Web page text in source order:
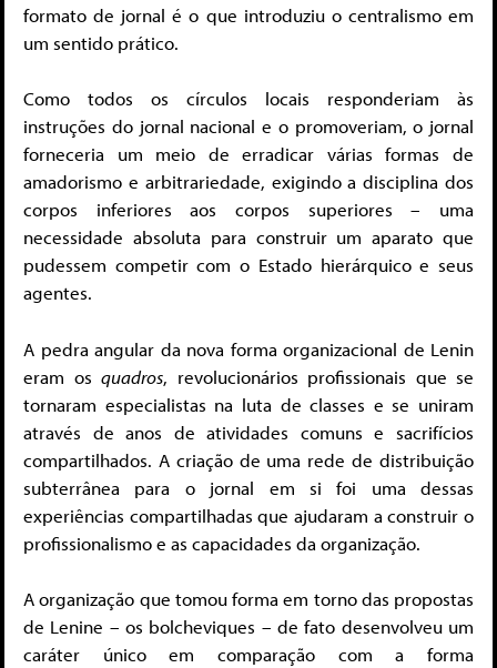
formato de jornal é o que introduziu o centralismo em
um sentido prático.
Como todos os círculos locais responderiam às
instruções do jornal nacional e o promoveriam, o jornal
forneceria um meio de erradicar várias formas de
amadorismo e arbitrariedade, exigindo a disciplina dos
corpos inferiores aos corpos superiores – uma
necessidade absoluta para construir um aparato que
pudessem competir com o Estado hierárquico e seus
agentes.
A pedra angular da nova forma organizacional de Lenin
eram os quadros, revolucionários profissionais que se
tornaram especialistas na luta de classes e se uniram
através de anos de atividades comuns e sacrifícios
compartilhados. A criação de uma rede de distribuição
subterrânea para o jornal em si foi uma dessas
experiências compartilhadas que ajudaram a construir o
profissionalismo e as capacidades da organização.
A organização que tomou forma em torno das propostas
de Lenine – os bolcheviques – de fato desenvolveu um
caráter único em comparação com a forma